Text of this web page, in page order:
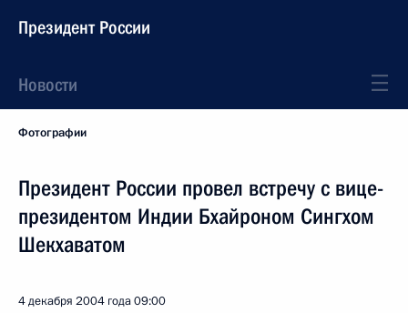
Президент России
Новости
Фотографии
Президент России провел встречу с вице-
президентом Индии Бхайроном Сингхом
Шекхаватом
4 декабря 2004 года09:00